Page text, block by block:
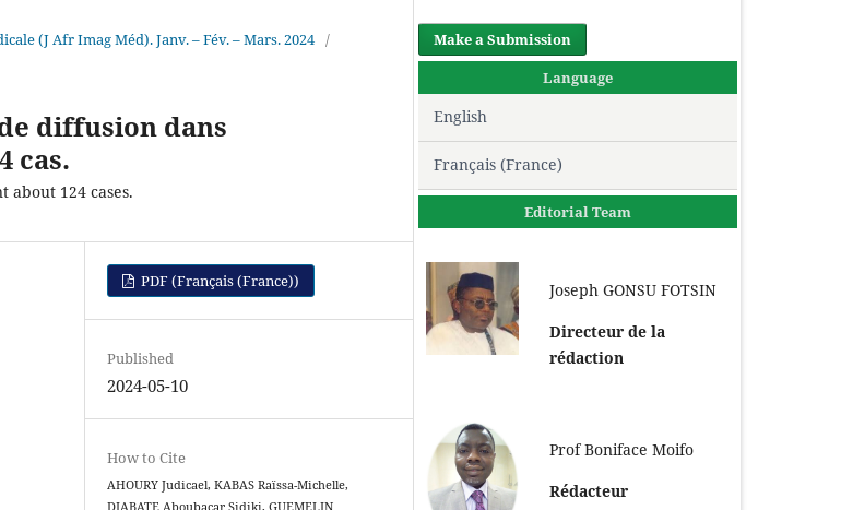
(J Afr Imag Méd). Janv. – Fév. – Mars. 2024 /
diffusion dans
cas.
about 124 cases.
PDF (Français (France))
Published
2024-05-10
How to Cite
AHOURY Judicael, KABAS Raïssa-Michelle,
DIABATE Aboubacar Sidiki, GUEMELIN
Make a Submission
Language
English
Français (France)
Editorial Team
Joseph GONSU FOTSIN
Directeur de la
rédaction
Prof Boniface Moifo
Rédacteur